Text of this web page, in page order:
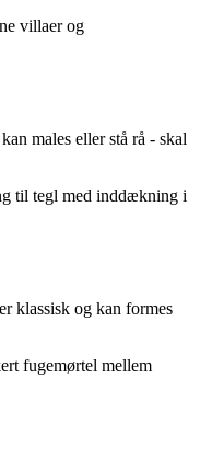
villaer og
males eller stå rå - skal
til tegl med inddækning i
klassisk og kan formes
fugemørtel mellem